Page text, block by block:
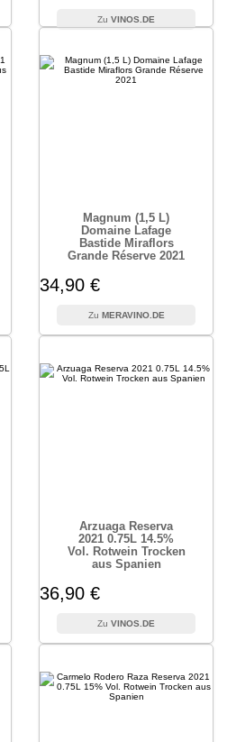
VINOS.DE
Magnum (1,5 L)
Domaine Lafage
Bastide Miraflors
Grande Réserve 2021
34,90 €
MERAVINO.DE
Arzuaga Reserva
2021 0.75L 14.5%
Vol. Rotwein Trocken
aus Spanien
36,90 €
VINOS.DE